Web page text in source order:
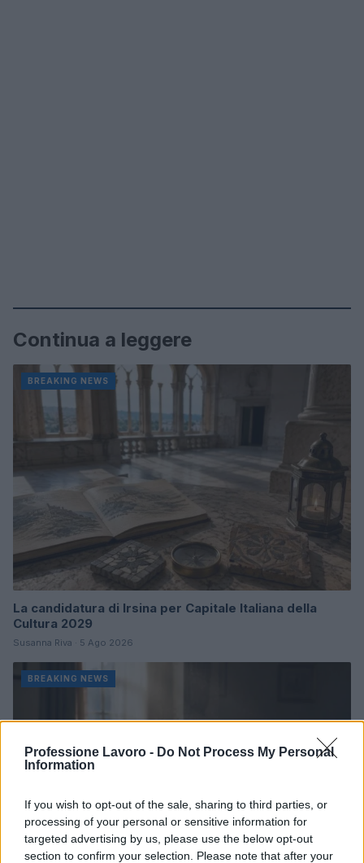
Professione Lavoro - Do Not Process My Personal
Information
If you wish to opt-out of the sale, sharing to third parties, or
processing of your personal or sensitive information for
targeted advertising by us, please use the below opt-out
section to confirm your selection. Please note that after your
Continua a leggere
BREAKING NEWS
La candidatura di Irsina per Capitale Italiana della
Cultura 2029
Susanna Riva · 5 Ago 2026
BREAKING NEWS